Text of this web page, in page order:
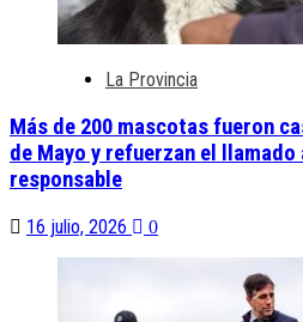
La Provincia
Más de 200 mascotas fueron
de Mayo y refuerzan el llamado
responsable
16 julio, 2026 0